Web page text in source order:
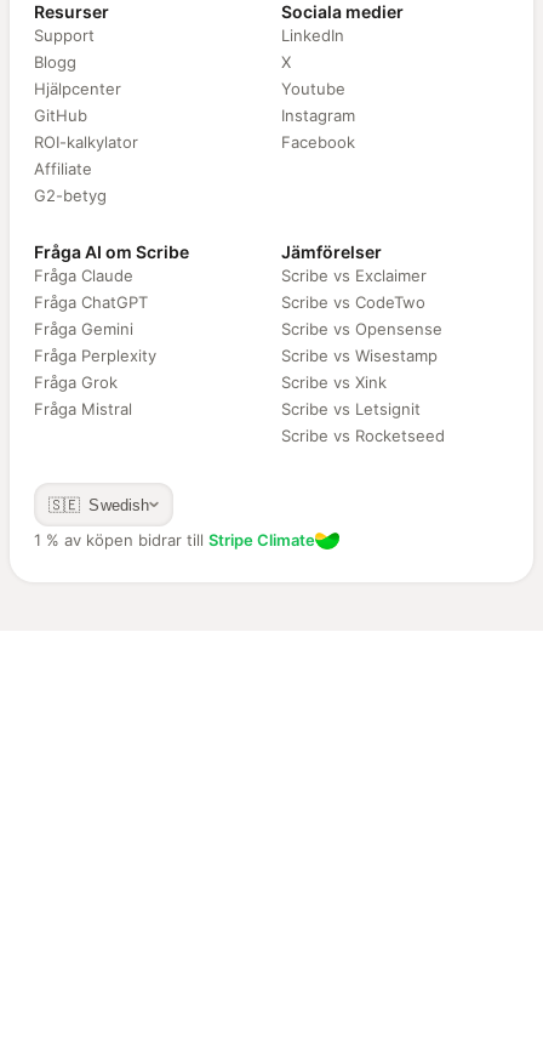
Resurser
Support
Blogg
Hjälpcenter
GitHub
ROI-kalkylator
Affiliate
G2-betyg
Sociala medier
LinkedIn
X
Youtube
Instagram
Facebook
Fråga AI om Scribe
Fråga Claude
Fråga ChatGPT
Fråga Gemini
Fråga Perplexity
Fråga Grok
Fråga Mistral
Jämförelser
Scribe vs Exclaimer
Scribe vs CodeTwo
Scribe vs Opensense
Scribe vs Wisestamp
Scribe vs Xink
Scribe vs Letsignit
Scribe vs Rocketseed
🇸🇪 Swedish
1 % av köpen bidrar till Stripe Climate